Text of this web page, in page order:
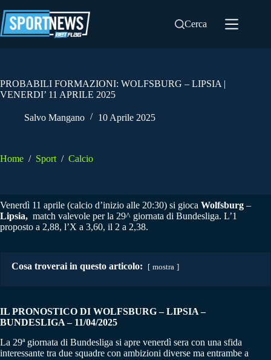
al
contenuto
Cerca
PROBABILI FORMAZIONI: WOLFSBURG – LIPSIA |
VENERDI’ 11 APRILE 2025
Salvo Mangano 10 Aprile 2025
Home / Sport / Calcio
Venerdì 11 aprile (calcio d’inizio alle 20:30) si gioca Wolfsburg –
Lipsia, match valevole per la 29^ giornata di Bundesliga. L’1
proposto a 2,88, l’X a 3,60, il 2 a 2,38.
Cosa troverai in questo articolo: mostra
IL PRONOSTICO DI WOLFSBURG – LIPSIA –
BUNDESLIGA – 11/04/2025
La 29ª giornata di Bundesliga si apre venerdì sera con una sfida
interessante tra due squadre con ambizioni diverse ma entrambe a